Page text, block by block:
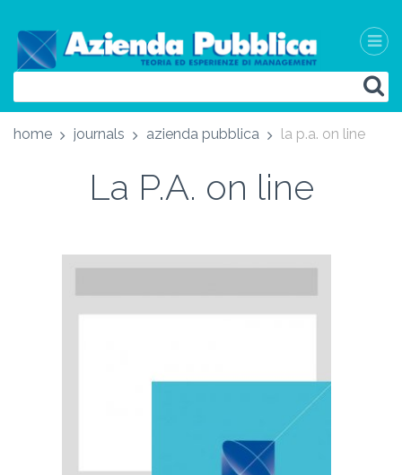
home journals azienda pubblica la p.a. on line
La P.A. on line